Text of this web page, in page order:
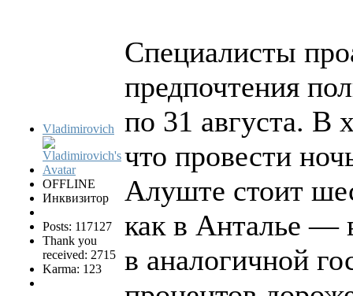
Vladimirovich
OFFLINE
Инквизитор
Posts: 117127
Thank you
received: 2715
Karma: 123
Специалисты
предпочтения
по 31 августа. В
что провести
Алуште стоит
как в Анталье —
в аналогичной